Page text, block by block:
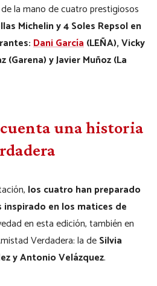
la mano de cuatro prestigiosos
Michelin y 4 Soles Repsol en
Dani García(LEÑA), Vicky
(Garena) y Javier Muñoz (La
una historia
los cuatro han preparado
inspirado en los matices de
en esta edición, también en
Verdadera: la deSilvia
y Antonio Velázquez.